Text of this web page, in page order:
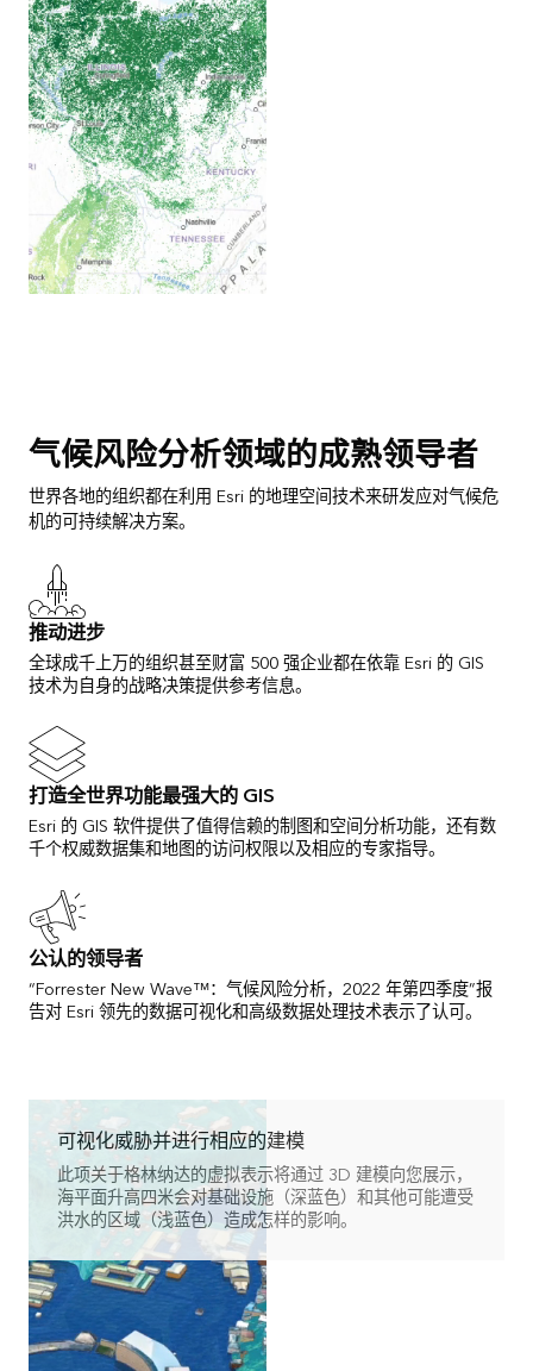
气候风险分析领域的成熟领导者
世界各地的组织都在利用 Esri 的地理空间技术来研发应对气候危
机的可持续解决方案。
推动进步
全球成千上万的组织甚至财富 500 强企业都在依靠 Esri 的 GIS
技术为自身的战略决策提供参考信息。
打造全世界功能最强大的 GIS
Esri 的 GIS 软件提供了值得信赖的制图和空间分析功能，还有数
千个权威数据集和地图的访问权限以及相应的专家指导。
公认的领导者
“Forrester New Wave™：气候风险分析，2022 年第四季度”报
告对 Esri 领先的数据可视化和高级数据处理技术表示了认可。
可视化威胁并进行相应的建模
此项关于格林纳达的虚拟表示将通过 3D 建模向您展示，
海平面升高四米会对基础设施（深蓝色）和其他可能遭受
洪水的区域（浅蓝色）造成怎样的影响。